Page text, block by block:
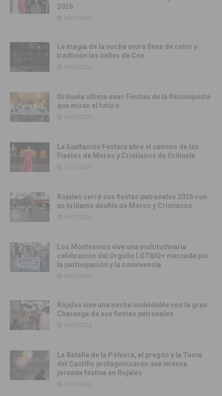
2026
16/07/2026
La magia de la noche mora llena de color y
tradición las calles de Cox
16/07/2026
Orihuela ultima unas Fiestas de la Reconquista
que miran al futuro
14/07/2026
La Exaltación Festera abre el camino de las
Fiestas de Moros y Cristianos de Orihuela
12/07/2026
Rojales cerró sus fiestas patronales 2026 con
un brillante desfile de Moros y Cristianos
06/07/2026
Los Montesinos vive una multitudinaria
celebración del Orgullo LGTBIQ+ marcada por
la participación y la convivencia
06/07/2026
Rojales vive una noche inolvidable con la gran
Charanga de sus fiestas patronales
05/07/2026
La Batalla de la Pólvora, el pregón y la Toma
del Castillo protagonizaron una intensa
jornada festiva en Rojales
03/07/2026